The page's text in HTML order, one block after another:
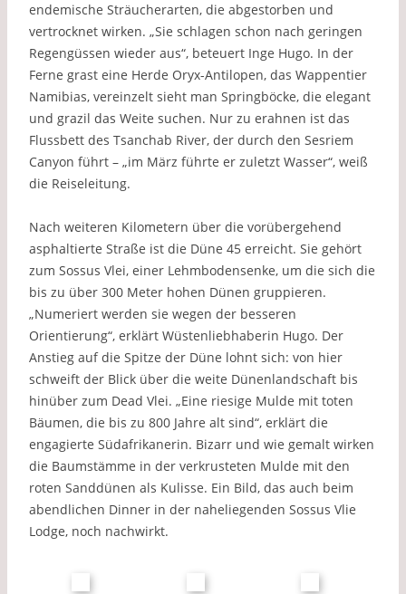
endemische Sträucherarten, die abgestorben und
vertrocknet wirken. „Sie schlagen schon nach geringen
Regengüssen wieder aus“, beteuert Inge Hugo. In der
Ferne grast eine Herde Oryx-Antilopen, das Wappentier
Namibias, vereinzelt sieht man Springböcke, die elegant
und grazil das Weite suchen. Nur zu erahnen ist das
Flussbett des Tsanchab River, der durch den Sesriem
Canyon führt – „im März führte er zuletzt Wasser“, weiß
die Reiseleitung.
Nach weiteren Kilometern über die vorübergehend
asphaltierte Straße ist die Düne 45 erreicht. Sie gehört
zum Sossus Vlei, einer Lehmbodensenke, um die sich die
bis zu über 300 Meter hohen Dünen gruppieren.
„Numeriert werden sie wegen der besseren
Orientierung“, erklärt Wüstenliebhaberin Hugo. Der
Anstieg auf die Spitze der Düne lohnt sich: von hier
schweift der Blick über die weite Dünenlandschaft bis
hinüber zum Dead Vlei. „Eine riesige Mulde mit toten
Bäumen, die bis zu 800 Jahre alt sind“, erklärt die
engagierte Südafrikanerin. Bizarr und wie gemalt wirken
die Baumstämme in der verkrusteten Mulde mit den
roten Sanddünen als Kulisse. Ein Bild, das auch beim
abendlichen Dinner in der naheliegenden Sossus Vlie
Lodge, noch nachwirkt.